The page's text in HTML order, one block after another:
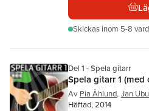
Skickas inom 5-8
Del 1 - Spela gitarr
Spela gitarr 1
Av Pia Åhlund, Jan
Häftad, 2014